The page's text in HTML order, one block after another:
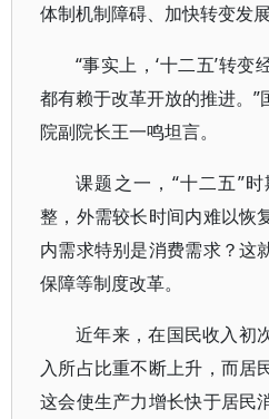
体制机制障碍、加快转变发
“事实上，‘十二五’转
都有赖于改革开放的推进。
院副院长王一鸣坦言。
课题之一，“十二五”
整，外需较长时间内难以恢
内需求特别是消费需求？这
保障等制度改革。
近年来，在国民收入初
入所占比重不断上升，而居
这会使生产力增长快于居民